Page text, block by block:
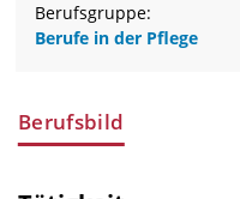
Berufsgruppe:
Berufe in der Pflege
Berufsbild